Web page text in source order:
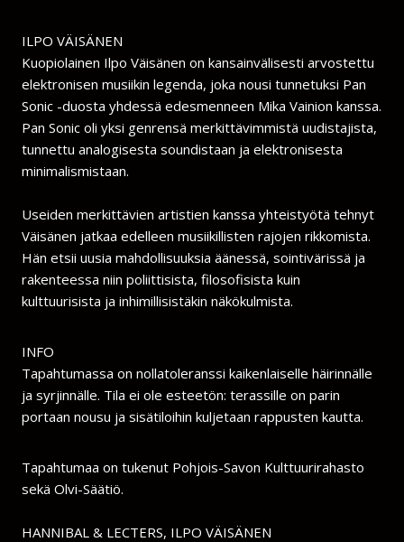
ILPO VÄISÄNEN
Kuopiolainen Ilpo Väisänen on kansainvälisesti arvostettu
elektronisen musiikin legenda, joka nousi tunnetuksi Pan
Sonic -duosta yhdessä edesmenneen Mika Vainion kanssa.
Pan Sonic oli yksi genrensä merkittävimmistä uudistajista,
tunnettu analogisesta soundistaan ja elektronisesta
minimalismistaan.
Useiden merkittävien artistien kanssa yhteistyötä tehnyt
Väisänen jatkaa edelleen musiikillisten rajojen rikkomista.
Hän etsii uusia mahdollisuuksia äänessä, sointivärissä ja
rakenteessa niin poliittisista, filosofisista kuin
kulttuurisista ja inhimillisistäkin näkökulmista.
INFO
Tapahtumassa on nollatoleranssi kaikenlaiselle häirinnälle
ja syrjinnälle. Tila ei ole esteetön: terassille on parin
portaan nousu ja sisätiloihin kuljetaan rappusten kautta.
Tapahtumaa on tukenut Pohjois-Savon Kulttuurirahasto
sekä Olvi-Säätiö.
HANNIBAL & LECTERS, ILPO VÄISÄNEN